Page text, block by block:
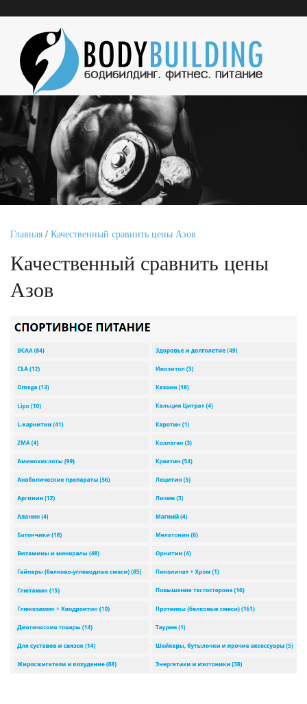
Главная / Качественный сравнить цены Азов
Качественный сравнить цены
Азов